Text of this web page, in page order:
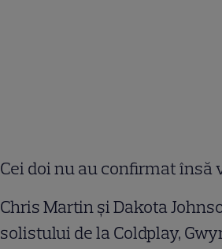
Cei doi nu au confirmat însă
Chris Martin și Dakota
solistului de la Coldplay,